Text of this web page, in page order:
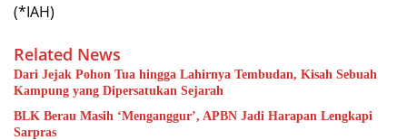
(*IAH)
Related News
Dari Jejak Pohon Tua hingga Lahirnya Tembudan, Kisah Sebuah
Kampung yang Dipersatukan Sejarah
BLK Berau Masih ‘Menganggur’, APBN Jadi Harapan Lengkapi
Sarpras